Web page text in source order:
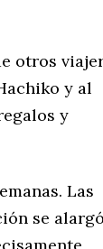
otros
y al
y
Las
se alargó